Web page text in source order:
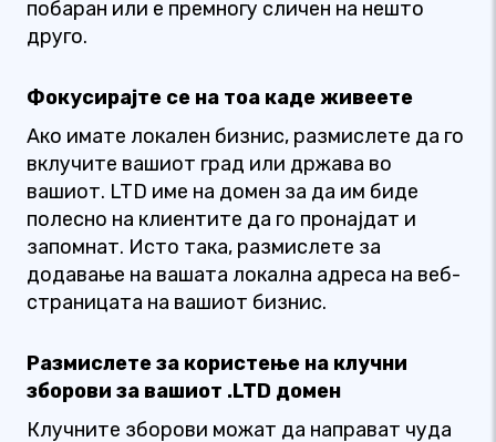
побаран или е премногу сличен на нешто
друго.
Фокусирајте се на тоа каде живеете
Ако имате локален бизнис, размислете да го
вклучите вашиот град или држава во
вашиот. LTD име на домен за да им биде
полесно на клиентите да го пронајдат и
запомнат. Исто така, размислете за
додавање на вашата локална адреса на веб-
страницата на вашиот бизнис.
Размислете за користење на клучни
зборови за вашиот .LTD домен
Клучните зборови можат да направат чуда